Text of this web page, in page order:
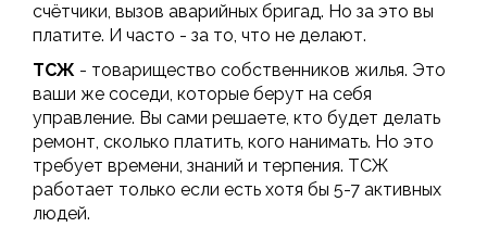
счётчики, вызов аварийных бригад. Но за это вы
платите. И часто - за то, что не делают.
ТСЖ - товарищество собственников жилья. Это
ваши же соседи, которые берут на себя
управление. Вы сами решаете, кто будет делать
ремонт, сколько платить, кого нанимать. Но это
требует времени, знаний и терпения. ТСЖ
работает только если есть хотя бы 5-7 активных
людей.